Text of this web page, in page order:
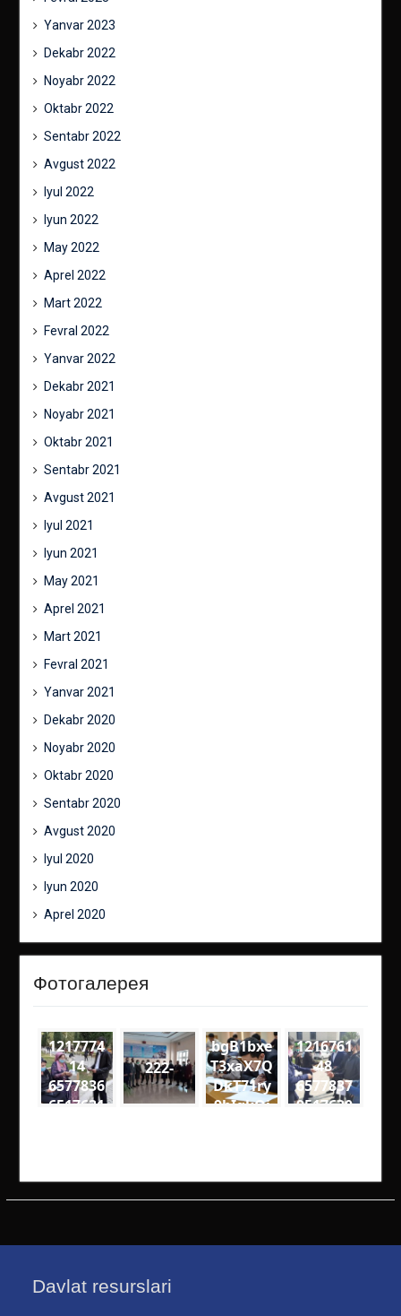
Yanvar 2023
Dekabr 2022
Noyabr 2022
Oktabr 2022
Sentabr 2022
Avgust 2022
Iyul 2022
Iyun 2022
May 2022
Aprel 2022
Mart 2022
Fevral 2022
Yanvar 2022
Dekabr 2021
Noyabr 2021
Oktabr 2021
Sentabr 2021
Avgust 2021
Iyul 2021
Iyun 2021
May 2021
Aprel 2021
Mart 2021
Fevral 2021
Yanvar 2021
Dekabr 2020
Noyabr 2020
Oktabr 2020
Sentabr 2020
Avgust 2020
Iyul 2020
Iyun 2020
Aprel 2020
Фотогалерея
1217774
14
6577836
6517631
73813 n
222-
bgB1bxe
T3xaX7Q
DkT71ry
9bIgkQj
1216761
48
6577837
9517630
51652 n
Davlat resurslari